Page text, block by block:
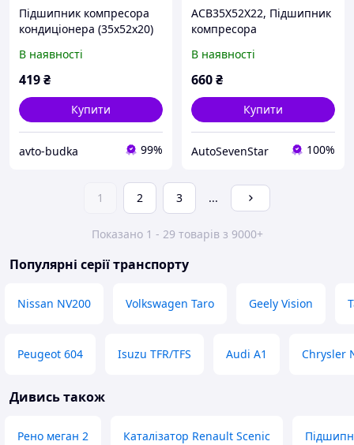
Підшипник компресора
кондиціонера (35x52x20)
В наявності
419₴
Купити
avto-budka 99%
ACB35X52X22, Підшипник
компресора
В наявності
660₴
Купити
AutoSevenStar 100%
1 2 3 ...
Показано 1 - 29 товарів з 9000+
Популярні серії транспорту
Nissan NV200 Volkswagen Taro Geely Vision
Peugeot 604 Isuzu TFR/TFS Audi A1 Chrysler
Дивись також
Рено меган 2 Каталізатор Renault Scenic